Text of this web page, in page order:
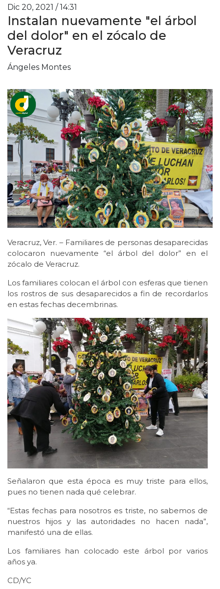
Dic 20, 2021 / 14:31
Instalan nuevamente "el árbol
del dolor" en el zócalo de
Veracruz
Ángeles Montes
Veracruz, Ver. – Familiares de personas desaparecidas
colocaron nuevamente “el árbol del dolor” en el
zócalo de Veracruz.
Los familiares colocan el árbol con esferas que tienen
los rostros de sus desaparecidos a fin de recordarlos
en estas fechas decembrinas.
Señalaron que esta época es muy triste para ellos,
pues no tienen nada qué celebrar.
“Estas fechas para nosotros es triste, no sabemos de
nuestros hijos y las autoridades no hacen nada”,
manifestó una de ellas.
Los familiares han colocado este árbol por varios
años ya.
CD/YC